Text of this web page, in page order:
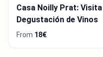
Casa Noilly Prat:
Degustación de Vinos
From 18€